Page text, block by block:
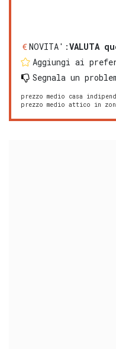
NOVITA':VALUTA
Aggiungi ai
Segnala un
prezzo medio casa
prezzo medio attico in